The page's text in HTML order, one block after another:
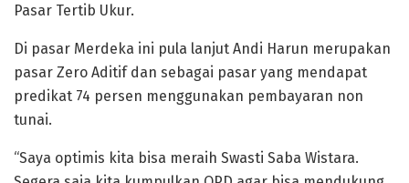
Pasar Tertib Ukur.
Di pasar Merdeka ini pula lanjut Andi Harun merupakan
pasar Zero Aditif dan sebagai pasar yang mendapat
predikat 74 persen menggunakan pembayaran non
tunai.
“Saya optimis kita bisa meraih Swasti Saba Wistara.